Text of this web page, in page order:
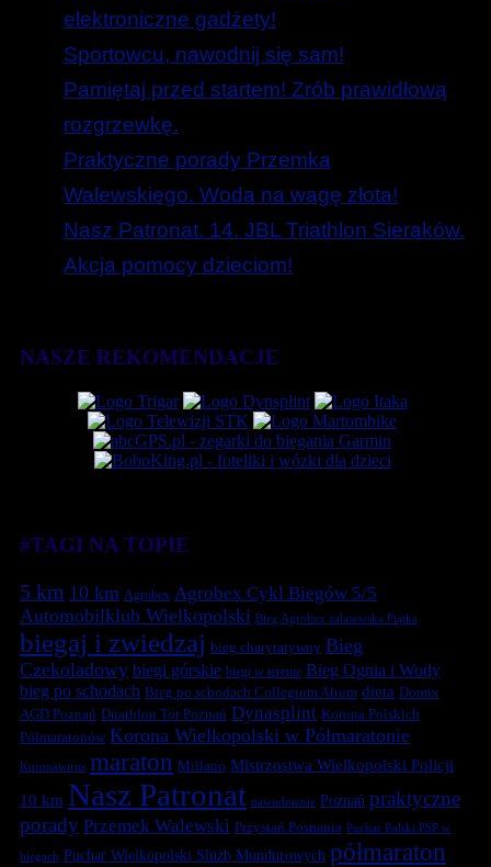
elektroniczne gadżety!
Sportowcu, nawodnij się sam!
Pamiętaj przed startem! Zrób prawidłową
rozgrzewkę.
Praktyczne porady Przemka
Walewskiego. Woda na wagę złota!
Nasz Patronat. 14. JBL Triathlon Sieraków.
Akcja pomocy dzieciom!
NASZE REKOMENDACJE
#TAGI NA TOPIE
5 km 10 km Agrobex Agrobex Cykl Biegów 5/5
Automobilklub Wielkopolski Bieg Agrobex zalasewska Piątka
biegaj i zwiedzaj bieg charytatywny Bieg
Czekoladowy biegi górskie biegi w terenie Bieg Ognia i Wody
bieg po schodach Bieg po schodach Collegium Altum dieta Domix
AGD Poznań Duathlon Tor Poznań Dynasplint Korona Polskich
Półmaratonów Korona Wielkopolski w Półmaratonie
Koronawirus maraton Millano Mistrzostwa Wielkopolski Policji
10 km Nasz Patronat nawodnienie Poznań praktyczne
porady Przemek Walewski Przystań Posnania Puchar Polski PSP w
biegach Puchar Wielkopolski Służb Mundurowych półmaraton